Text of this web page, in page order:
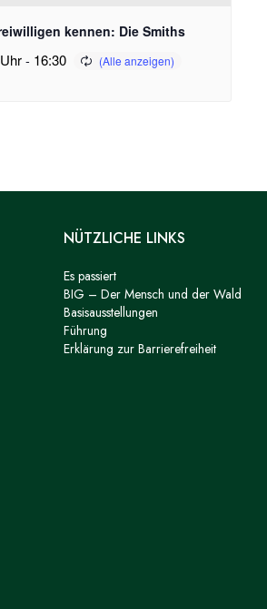
kennen: Die Smiths
- 16:30
NÜTZLICHE LINKS
Es passiert
BIG – Der Mensch und der Wald
Basisausstellungen
Führung
Erklärung zur Barrierefreiheit